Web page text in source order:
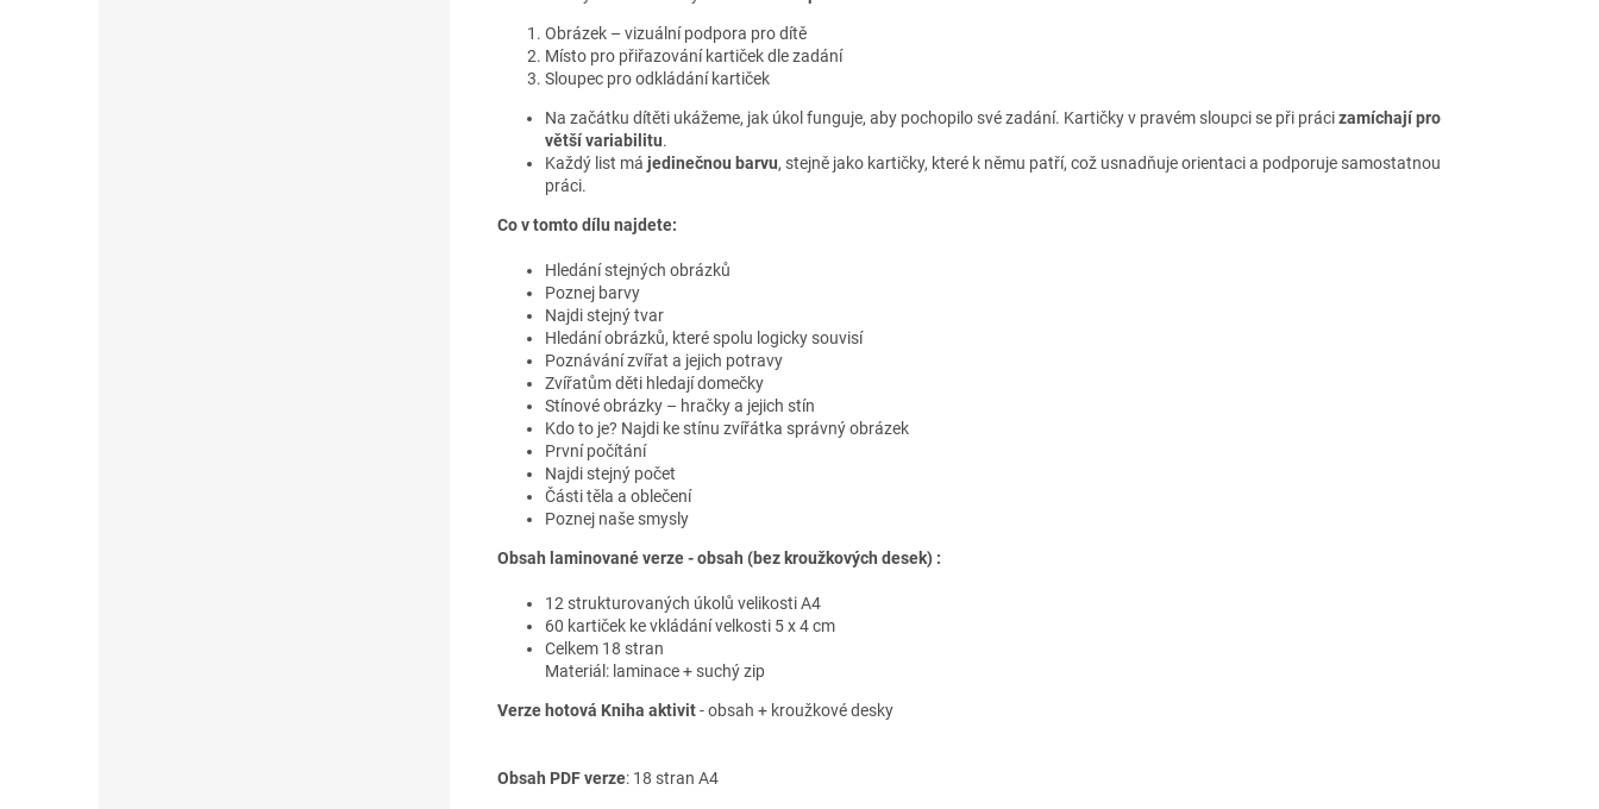
Obrázek – vizuální podpora pro dítě
Místo pro přiřazování kartiček dle zadání
Sloupec pro odkládání kartiček
Na začátku dítěti ukážeme, jak úkol funguje, aby pochopilo své zadání. Kartičky v pravém sloupci se při prácizamíchají pro
větší variabilitu.
Každý list má jedinečnou barvu, stejně jako kartičky, které k němu patří, což usnadňuje orientaci a podporuje samostatnou
práci.
Co v tomto dílu najdete:
Hledání stejných obrázků
Poznej barvy
Najdi stejný tvar
Hledání obrázků, které spolu logicky souvisí
Poznávání zvířat a jejich potravy
Zvířatům děti hledají domečky
Stínové obrázky – hračky a jejich stín
Kdo to je? Najdi ke stínu zvířátka správný obrázek
První počítání
Najdi stejný počet
Části těla a oblečení
Poznej naše smysly
Obsah laminované verze - obsah (bez kroužkových desek) :
12 strukturovaných úkolů velikosti A4
60 kartiček ke vkládání velkosti 5 x 4 cm
Celkem 18 stran
Materiál: laminace + suchý zip
Verze hotová Kniha aktivit- obsah + kroužkové desky
Obsah PDF verze: 18 stran A4